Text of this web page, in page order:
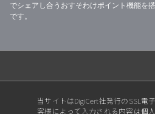
でシェアし合うおすそわけポイント機能を
です。
当サイトはDigiCert社発行のSSL電
客様によって入力される内容は個